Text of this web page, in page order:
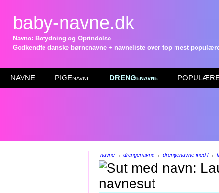
baby-navne.dk
Navne: Betydning og Oprindelse
Godkendte danske børnenavne + navneliste over top mest
NAVNE PIGEnavne DRENGenavne POPULÆRE
navne→ drengenavne→ drengenavne med l→